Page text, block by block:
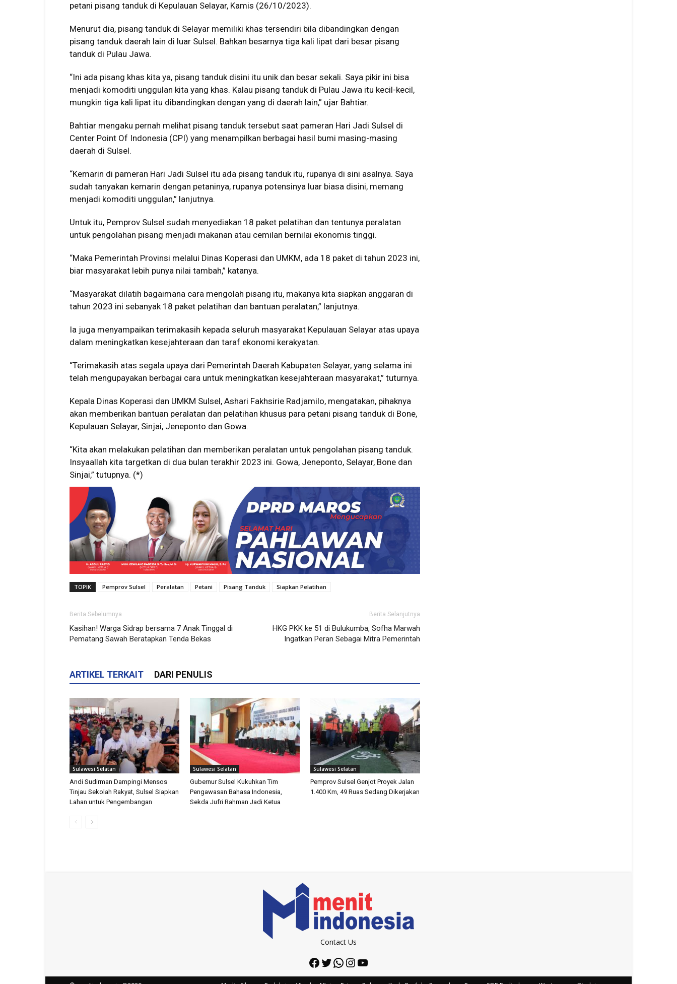
petani pisang tanduk di Kepulauan Selayar, Kamis (26/10/2023).
Menurut dia, pisang tanduk di Selayar memiliki khas tersendiri bila dibandingkan dengan
pisang tanduk daerah lain di luar Sulsel. Bahkan besarnya tiga kali lipat dari besar pisang
tanduk di Pulau Jawa.
“Ini ada pisang khas kita ya, pisang tanduk disini itu unik dan besar sekali. Saya pikir ini bisa
menjadi komoditi unggulan kita yang khas. Kalau pisang tanduk di Pulau Jawa itu kecil-kecil,
mungkin tiga kali lipat itu dibandingkan dengan yang di daerah lain,” ujar Bahtiar.
Bahtiar mengaku pernah melihat pisang tanduk tersebut saat pameran Hari Jadi Sulsel di
Center Point Of Indonesia (CPI) yang menampilkan berbagai hasil bumi masing-masing
daerah di Sulsel.
“Kemarin di pameran Hari Jadi Sulsel itu ada pisang tanduk itu, rupanya di sini asalnya. Saya
sudah tanyakan kemarin dengan petaninya, rupanya potensinya luar biasa disini, memang
menjadi komoditi unggulan,” lanjutnya.
Untuk itu, Pemprov Sulsel sudah menyediakan 18 paket pelatihan dan tentunya peralatan
untuk pengolahan pisang menjadi makanan atau cemilan bernilai ekonomis tinggi.
“Maka Pemerintah Provinsi melalui Dinas Koperasi dan UMKM, ada 18 paket di tahun 2023 ini,
biar masyarakat lebih punya nilai tambah,” katanya.
“Masyarakat dilatih bagaimana cara mengolah pisang itu, makanya kita siapkan anggaran di
tahun 2023 ini sebanyak 18 paket pelatihan dan bantuan peralatan,” lanjutnya.
Ia juga menyampaikan terimakasih kepada seluruh masyarakat Kepulauan Selayar atas upaya
dalam meningkatkan kesejahteraan dan taraf ekonomi kerakyatan.
“Terimakasih atas segala upaya dari Pemerintah Daerah Kabupaten Selayar, yang selama ini
telah mengupayakan berbagai cara untuk meningkatkan kesejahteraan masyarakat,” tuturnya.
Kepala Dinas Koperasi dan UMKM Sulsel, Ashari Fakhsirie Radjamilo, mengatakan, pihaknya
akan memberikan bantuan peralatan dan pelatihan khusus para petani pisang tanduk di Bone,
Kepulauan Selayar, Sinjai, Jeneponto dan Gowa.
“Kita akan melakukan pelatihan dan memberikan peralatan untuk pengolahan pisang tanduk.
Insyaallah kita targetkan di dua bulan terakhir 2023 ini. Gowa, Jeneponto, Selayar, Bone dan
Sinjai,” tutupnya. (*)
TOPIK Pemprov Sulsel Peralatan Petani Pisang Tanduk Siapkan Pelatihan
Berita Sebelumnya
Kasihan! Warga Sidrap bersama 7 Anak Tinggal di
Pematang Sawah Beratapkan Tenda Bekas
Berita Selanjutnya
HKG PKK ke 51 di Bulukumba, Sofha Marwah
Ingatkan Peran Sebagai Mitra Pemerintah
ARTIKEL TERKAIT DARI PENULIS
Sulawesi Selatan
Andi Sudirman Dampingi Mensos
Tinjau Sekolah Rakyat, Sulsel Siapkan
Lahan untuk Pengembangan
Sulawesi Selatan
Gubernur Sulsel Kukuhkan Tim
Pengawasan Bahasa Indonesia,
Sekda Jufri Rahman Jadi Ketua
Sulawesi Selatan
Pemprov Sulsel Genjot Proyek Jalan
1.400 Km, 49 Ruas Sedang Dikerjakan
Contact Us
Facebook
Twitter
WhatsApp
Instagram
YouTube